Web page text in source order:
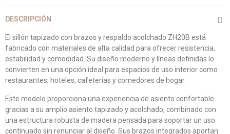
DESCRIPCIÓN
El sillón tapizado con brazos y respaldo acolchado ZH20B está
fabricado con materiales de alta calidad para ofrecer resistencia,
estabilidad y comodidad. Su diseño moderno y líneas definidas lo
convierten en una opción ideal para espacios de uso interior como
restaurantes, hoteles, cafeterías y comedores de hogar.
Este modelo proporciona una experiencia de asiento confortable
gracias a su amplio asiento tapizado y acolchado, combinado con
una estructura robusta de madera pensada para soportar un uso
continuado sin renunciar al diseño. Sus brazos integrados aportan